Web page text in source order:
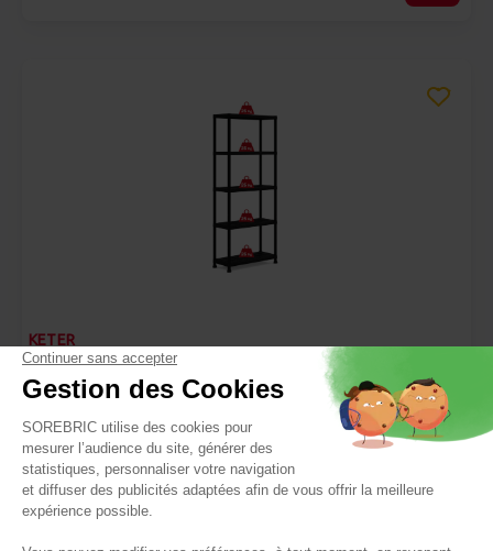
KETER
Etagère Plus 5 tablettes résine 176 x 75 x 32 cm noir -
KETER
Réf : 8013183012618
49,90 €